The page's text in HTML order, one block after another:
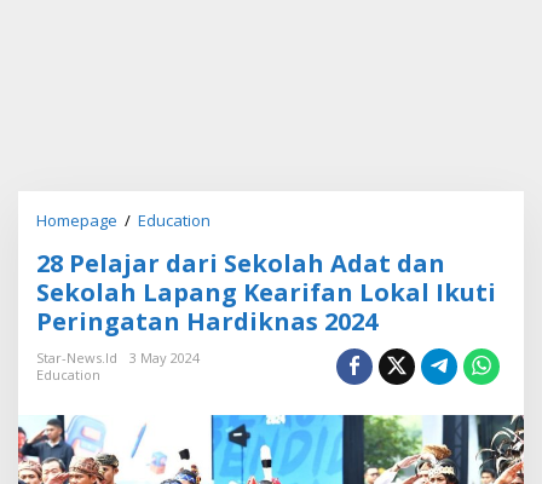
Homepage / Education
P
e
a
d
a
28 Pelajar dari Sekolah Adat dan
Sekolah Lapang Kearifan Lokal Ikuti
Peringatan Hardiknas 2024
Star-News.id
3 May 2024
Education